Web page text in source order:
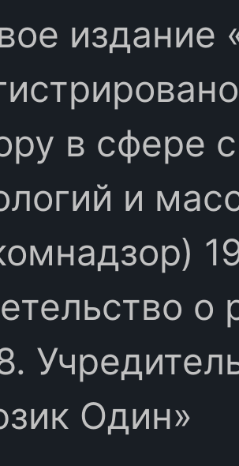
издание
в сфере
и
Один»